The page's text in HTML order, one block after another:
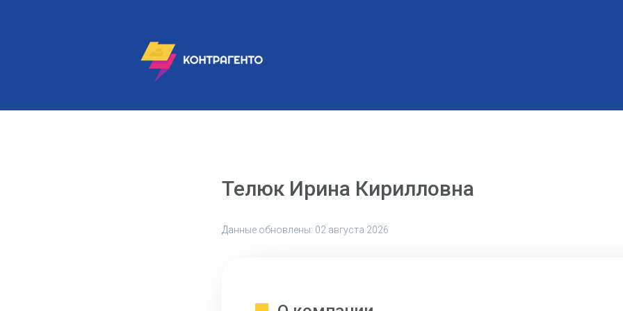
Телюк Ирина Кирилловна
Данные обновлены: 02 августа 2026